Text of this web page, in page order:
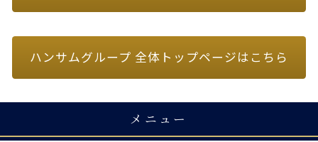
ハンサムグループ 全体トップページはこちら
メニュー